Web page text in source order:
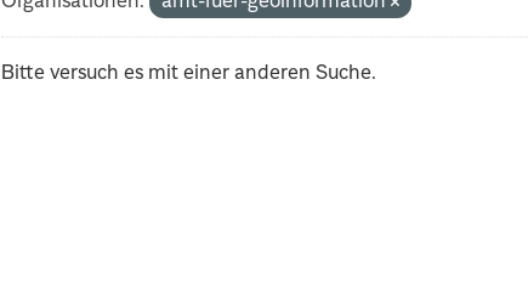
Bitte versuch es mit einer anderen Suche.